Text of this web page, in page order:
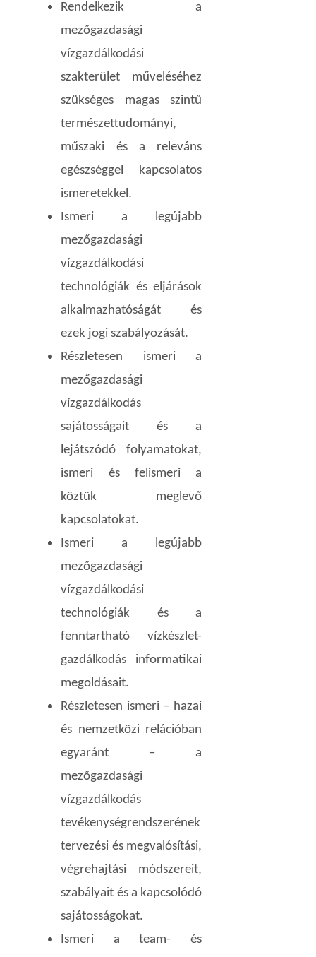
Rendelkezik a
mezőgazdasági
vízgazdálkodási
szakterület műveléséhez
szükséges magas szintű
természettudományi,
műszaki és a releváns
egészséggel kapcsolatos
ismeretekkel.
Ismeri a legújabb
mezőgazdasági
vízgazdálkodási
technológiák és eljárások
alkalmazhatóságát és
ezek jogi szabályozását.
Részletesen ismeri a
mezőgazdasági
vízgazdálkodás
sajátosságait és a
lejátszódó folyamatokat,
ismeri és felismeri a
köztük meglevő
kapcsolatokat.
Ismeri a legújabb
mezőgazdasági
vízgazdálkodási
technológiák és a
fenntartható vízkészlet-
gazdálkodás informatikai
megoldásait.
Részletesen ismeri – hazai
és nemzetközi relációban
egyaránt – a
mezőgazdasági
vízgazdálkodás
tevékenységrendszerének
tervezési és megvalósítási,
végrehajtási módszereit,
szabályait és a kapcsolódó
sajátosságokat.
Ismeri a team- és